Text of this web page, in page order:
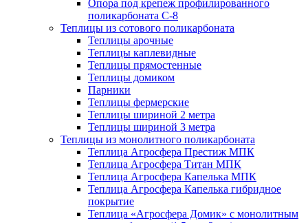
Опора под крепеж профилированного
поликарбоната С-8
Теплицы из сотового поликарбоната
Теплицы арочные
Теплицы каплевидные
Теплицы прямостенные
Теплицы домиком
Парники
Теплицы фермерские
Теплицы шириной 2 метра
Теплицы шириной 3 метра
Теплицы из монолитного поликарбоната
Теплица Агросфера Престиж МПК
Теплица Агросфера Титан МПК
Теплица Агросфера Капелька МПК
Теплица Агросфера Капелька гибридное
покрытие
Теплица «Агросфера Домик» с монолитным